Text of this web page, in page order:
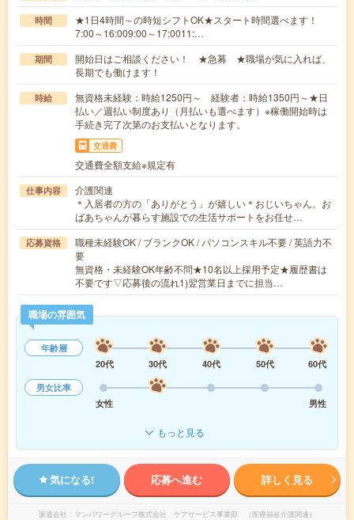
時間
★1日4時間～の時短シフトOK★スタート時間選べます！
7:00～16:009:00～17:0011:…
期間
開始日はご相談ください！ ★急募 ★職場が気に入れば、
長期でも働けます！
時給
無資格未経験：時給1250円～ 経験者：時給1350円～★日
払い／週払い制度あり（月払いも選べます）※稼働開始時は
手続き完了次第のお支払いとなります。
交通費
交通費全額支給※規定有
仕事内容
介護関連
＊入居者の方の「ありがとう」が嬉しい＊おじいちゃん、お
ばあちゃんが暮らす施設での生活サポートをお任せ…
応募資格
職種未経験OK / ブランクOK / パソコンスキル不要 / 英語力不
要
無資格・未経験OK年齢不問★10名以上採用予定★履歴書は
不要です▽応募後の流れ1)翌営業日までに担当…
職場の雰囲気
年齢層
20代
30代 40代 50代
60代
男女比率
女性
男性
もっと見る
気になる! 応募へ進む 詳しく見る
派遣会社 マンパワーグループ株式会社 ケアサービス事業部 （医療福祉介護関連）